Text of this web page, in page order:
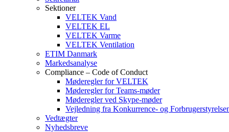
Sektioner
VELTEK Vand
VELTEK EL
VELTEK Varme
VELTEK Ventilation
ETIM Danmark
Markedsanalyse
Compliance – Code of Conduct
Møderegler for VELTEK
Møderegler for Teams-møder
Møderegler ved Skype-møder
Vejledning fra Konkurrence- og
Vedtægter
Nyhedsbreve